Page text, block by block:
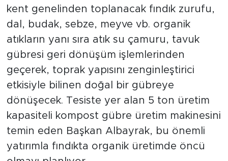
kent genelinden toplanacak fındık zurufu,
dal, budak, sebze, meyve vb. organik
atıkların yanı sıra atık su çamuru, tavuk
gübresi geri dönüşüm işlemlerinden
geçerek, toprak yapısını zenginleştirici
etkisiyle bilinen doğal bir gübreye
dönüşecek. Tesiste yer alan 5 ton üretim
kapasiteli kompost gübre üretim makinesini
temin eden Başkan Albayrak, bu önemli
yatırımla fındıkta organik üretimde öncü